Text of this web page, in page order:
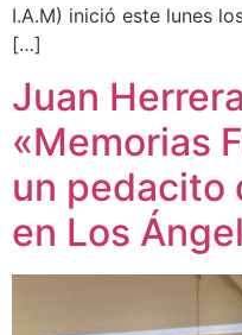
I.A.M) inició este lunes
[…]
Juan
«Memorias
un pedacito
en Los